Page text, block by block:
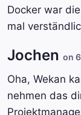
Docker war
mal
Jochen on
Oha, Wekan
nehmen das